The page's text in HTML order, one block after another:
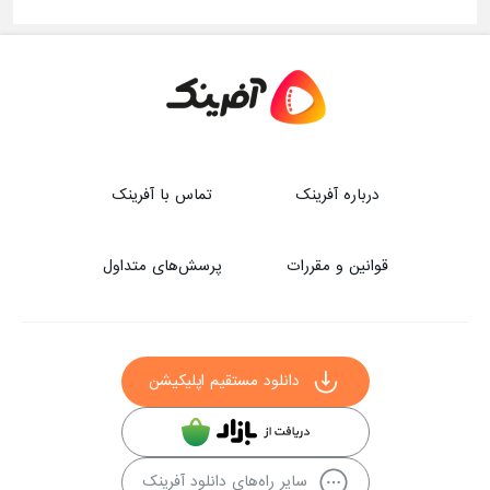
درباره آفرینک تماس با آفرینک
قوانین و مقررات پرسش‌های متداول
دانلود مستقیم اپلیکیشن
سایر راه‌های دانلود آفرینک